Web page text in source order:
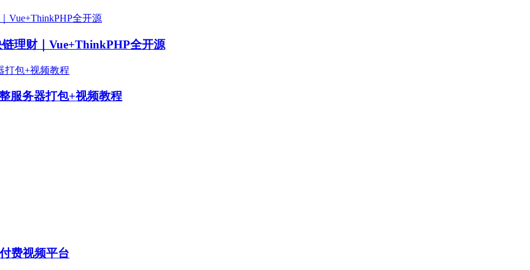
理财｜Vue+ThinkPHP全开源
服务器打包+视频教程
费视频平台